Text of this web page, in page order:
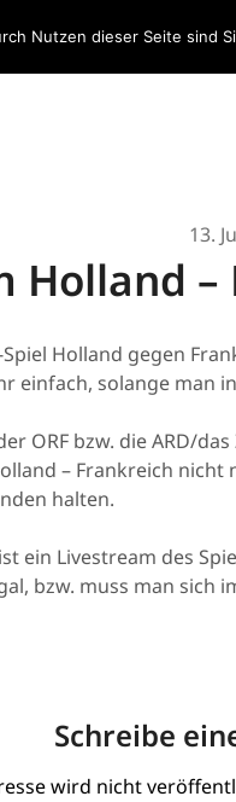
13.
Holland
Holland gegen
einfach, solange man
ORF bzw. die ARD/
– Frankreich
halten.
ein Livestream des
bzw. muss man
Schreibe
wird nicht
Nutzen dieser Seite sind